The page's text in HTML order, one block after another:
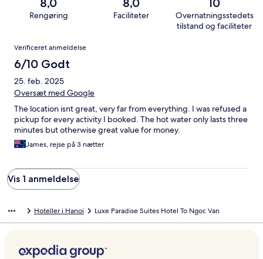
8,0
Rengøring
8,0
Faciliteter
10
Overnatningsstedets
tilstand og faciliteter
Anmeldelser
Verificeret anmeldelse
6/10 Godt
25. feb. 2025
Oversæt med Google
The location isnt great, very far from everything. I was refused a
pickup for every activity I booked. The hot water only lasts three
minutes but otherwise great value for money.
James, rejse på 3 nætter
Vis 1 anmeldelse
Hoteller i Hanoi Luxe Paradise Suites Hotel To Ngoc Van